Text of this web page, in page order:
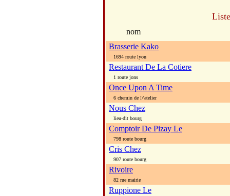
nom
Brasserie Kako
1694 route lyon
Restaurant De La Cotiere
1 route jons
Once Upon A Time
6 chemin de l\'atelier
Nous Chez
lieu-dit bourg
Comptoir De Pizay Le
798 route bourg
Cris Chez
907 route bourg
Rivoire
82 rue mairie
Ruppione Le